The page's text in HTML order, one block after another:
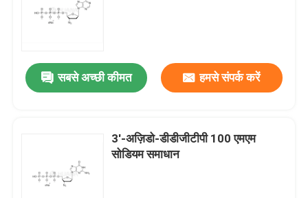
सबसे अच्छी कीमत हमसे संपर्क करें
3′-अज़िडो-डीडीजीटीपी 100 एमएम
सोडियम समाधान